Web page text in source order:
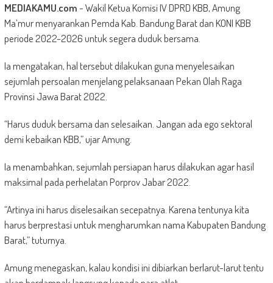
MEDIAKAMU.com-Wakil Ketua Komisi IV DPRD KBB, Amung
Ma’mur menyarankan Pemda Kab. Bandung Barat dan KONI KBB
periode 2022-2026 untuk segera duduk bersama.
Ia mengatakan, hal tersebut dilakukan guna menyelesaikan
sejumlah persoalan menjelang pelaksanaan Pekan Olah Raga
Provinsi Jawa Barat 2022.
“Harus duduk bersama dan selesaikan. Jangan ada ego sektoral
demi kebaikan KBB,” ujar Amung.
Ia menambahkan, sejumlah persiapan harus dilakukan agar hasil
maksimal pada perhelatan Porprov Jabar 2022.
“Artinya ini harus diselesaikan secepatnya. Karena tentunya kita
harus berprestasi untuk mengharumkan nama Kabupaten Bandung
Barat,” tuturnya.
Amung menegaskan, kalau kondisi ini dibiarkan berlarut-larut tentu